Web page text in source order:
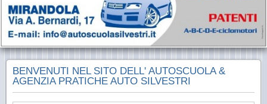
BENVENUTI NEL SITO DELL' AUTOSCUOLA &
AGENZIA PRATICHE AUTO SILVESTRI